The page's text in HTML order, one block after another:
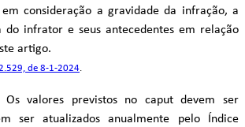
consideração a gravidade da infração, a
do infrator e seus antecedentes em relação
artigo.
de 8-1-2024.
valores previstos no caput devem ser
ser atualizados anualmente pelo Índice